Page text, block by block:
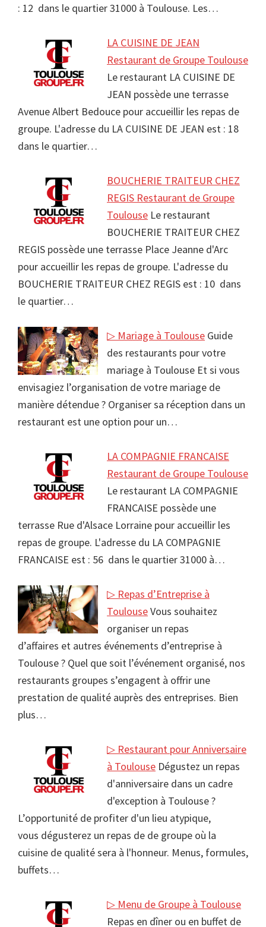
: 12 dans le quartier 31000 à Toulouse. Les…
LA CUISINE DE JEAN
Restaurant de Groupe Toulouse
Le restaurant LA CUISINE DE
JEAN possède une terrasse
Avenue Albert Bedouce pour accueillir les repas de
groupe. L'adresse du LA CUISINE DE JEAN est : 18
dans le quartier…
BOUCHERIE TRAITEUR CHEZ
REGIS Restaurant de Groupe
Toulouse Le restaurant
BOUCHERIE TRAITEUR CHEZ
REGIS possède une terrasse Place Jeanne d'Arc
pour accueillir les repas de groupe. L'adresse du
BOUCHERIE TRAITEUR CHEZ REGIS est : 10 dans
le quartier…
▷ Mariage à Toulouse Guide
des restaurants pour votre
mariage à Toulouse Et si vous
envisagiez l’organisation de votre mariage de
manière détendue ? Organiser sa réception dans un
restaurant est une option pour un…
LA COMPAGNIE FRANCAISE
Restaurant de Groupe Toulouse
Le restaurant LA COMPAGNIE
FRANCAISE possède une
terrasse Rue d'Alsace Lorraine pour accueillir les
repas de groupe. L'adresse du LA COMPAGNIE
FRANCAISE est : 56 dans le quartier 31000 à…
▷ Repas d’Entreprise à
ToulouseVous souhaitez
organiser un repas
d’affaires et autres événements d’entreprise à
Toulouse ? Quel que soit l’événement organisé, nos
restaurants groupes s’engagent à offrir une
prestation de qualité auprès des entreprises. Bien
plus…
▷ Restaurant pour Anniversaire
à Toulouse Dégustez un repas
d'anniversaire dans un cadre
d'exception à Toulouse ?
L’opportunité de profiter d'un lieu atypique,
vous dégusterez un repas de de groupe où la
cuisine de qualité sera à l'honneur. Menus, formules,
buffets…
▷ Menu de Groupe à Toulouse
Repas en dîner ou en buffet de